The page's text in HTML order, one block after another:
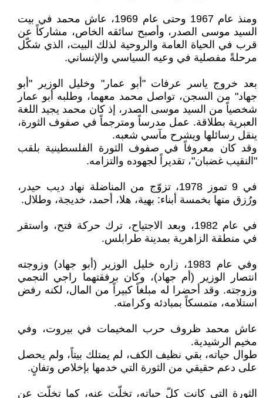
ومنذ عام 1967 وحتى عام 1969، عاش محمد في بيت
السيد موسى الصدر، وأصبح سائقه الخاص، مشاركاً عن
قرب في الحياة العامة والروحية لذلك البيت، الذي شكّل
مرحلةً مفصلية في وعيه السياسي والإنساني.
بعد خروج ياسر عرفات "أبو عمار" وخليل الوزير "أبو
جهاد" من السجن، تواصل محمد معهما، وطلبه أبو عمار
شخصياً من السيد موسى الصدر، إذ كان محمد يجيد اللغة
العبرية بطلاقة. عمل مدرساً ومترجماً في صفوف الثورة،
ينقل رسائلها ويشرح مآسي شعبه.
وقد كان معروفاً في صفوف الثورة الفلسطينية بلقب
"النقيب غضبان"، تقديراً لجهوده والتزامه.
في 9 تموز 1978، تزوّج من المناضلة نهاد ديب حيدر،
ورُزق منها بخمسة أبناء: بهية، هلا، أحمد، خديجة، وطلال.
في عام 1982، وبعد الاجتياح، ترك حركة فتح، واستقر
في منطقة الزاهرية بمدينة طرابلس.
وفي عام 1983، زاره خليل الوزير (أبو جهاد) وزوجته
انتصار الوزير (أم جهاد)، وكان برفقتهما راجي النجمي
وزوجته. وقد أحضرا له مبلغاً كبيراً من المال، لكنه رفض
استلامه، متمسكاً بمبادئه وكرامته.
عاش محمد ظروف حرب المخيمات في بيروت، وفي
مخيم الرشيدية.
طوال حياته، بقي نظيف الكف، لم يمتلك بيتاً، ولم يحصل
على دعم حقيقي من الثورة التي خدمها بإخلاص وتفانٍ.
الثورة التي كانت كلّ حياته، تخلّت عنه، كما تخلّت عن